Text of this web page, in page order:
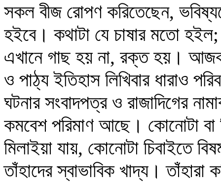
সকল বীজ রোপণ করিতেছেন,
হইবে। কথাটা যে চাষার মতো
এখানে গাছ হয় না, রক্ত হয়।
ও পাঠ্য ইতিহাস লিখিবার ধারাও
ঘটনার সংবাদপত্র ও রাজাদিগের
কমবেশ পরিমাণ আছে। কোনোটা বা
মিলাইয়া যায়, কোনোটা চিবাইতে
তাঁহাদের স্বাভাবিক খাদ্য। তাঁহারা